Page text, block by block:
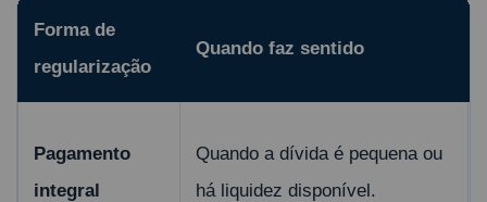
Forma de
regularização
Quando faz sentido
Pagamento
integral
Quando a dívida é pequena ou
há liquidez disponível.